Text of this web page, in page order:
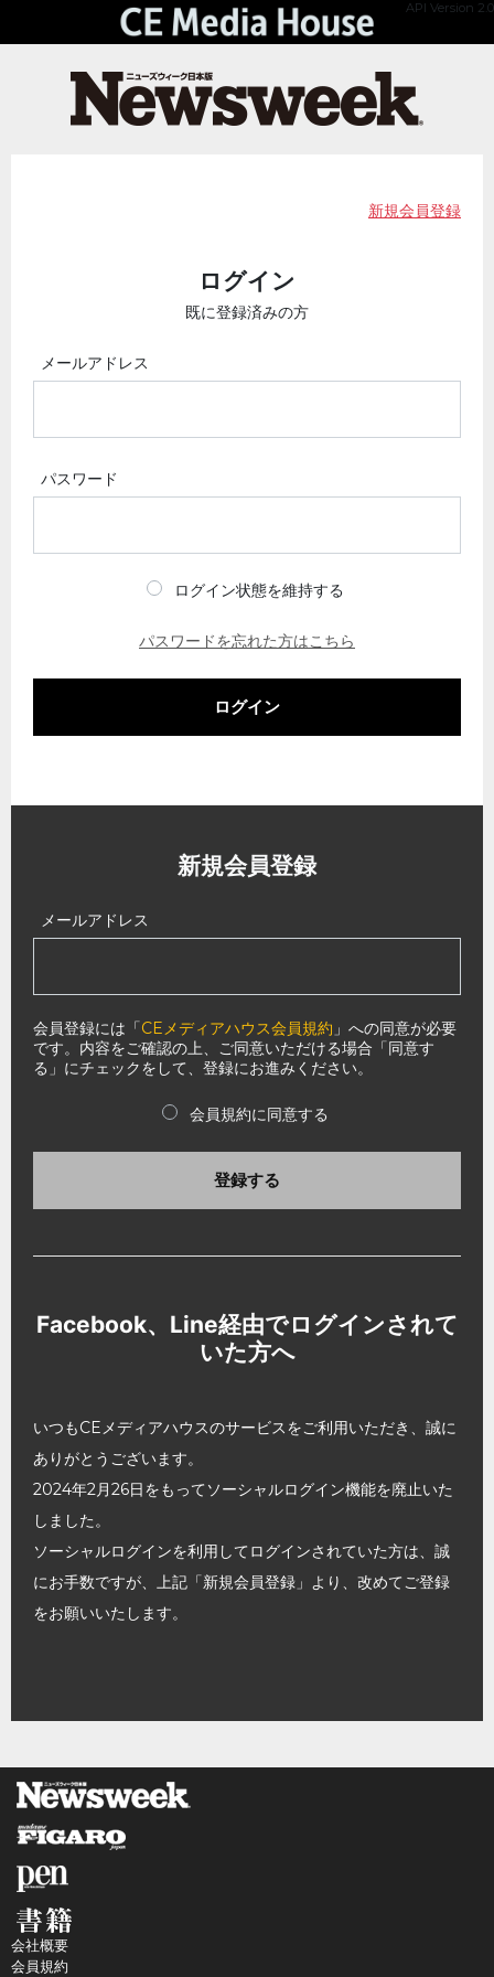
API Version 2.0
新規会員登録
ログイン
既に登録済みの方
メールアドレス
パスワード
ログイン状態を維持する
パスワードを忘れた方はこちら
ログイン
新規会員登録
メールアドレス
会員登録には「CEメディアハウス会員規約 」への同意が必要
です。内容をご確認の上、ご同意いただける場合「同意す
る」にチェックをして、登録にお進みください。
会員規約に同意する
登録する
Facebook、Line経由でログインされて
いた方へ
いつもCEメディアハウスのサービスをご利用いただき、誠に
ありがとうございます。
2024年2月26日をもってソーシャルログイン機能を廃止いた
しました。
ソーシャルログインを利用してログインされていた方は、誠
にお手数ですが、上記「新規会員登録」より、改めてご登録
をお願いいたします。
会社概要
会員規約